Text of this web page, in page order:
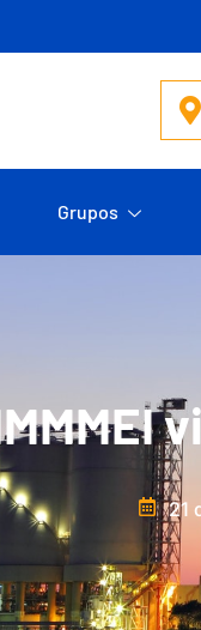
Grupos
21